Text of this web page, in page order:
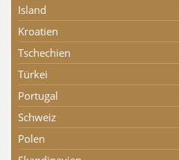
Island
Kroatien
Tschechien
Türkei
Portugal
Schweiz
Polen